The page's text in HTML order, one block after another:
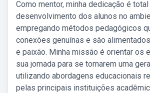
Como mentor, minha dedicação é total
desenvolvimento dos alunos no
empregando métodos pedagógicos
conexões genuínas e são
e paixão. Minha missão é orientar os
sua jornada para se tornarem uma
utilizando abordagens educacionais
pelas principais instituições